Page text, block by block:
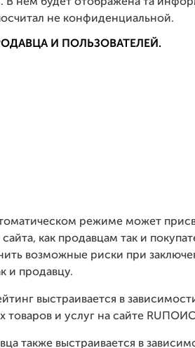
не конфиденциальной.
И ПОЛЬЗОВАТЕЛЕЙ.
режиме может
сайта, как продавцам так и
возможные риски при
и продавцу.
выстраивается в
товаров и услуг на сайте
также выстраивается в